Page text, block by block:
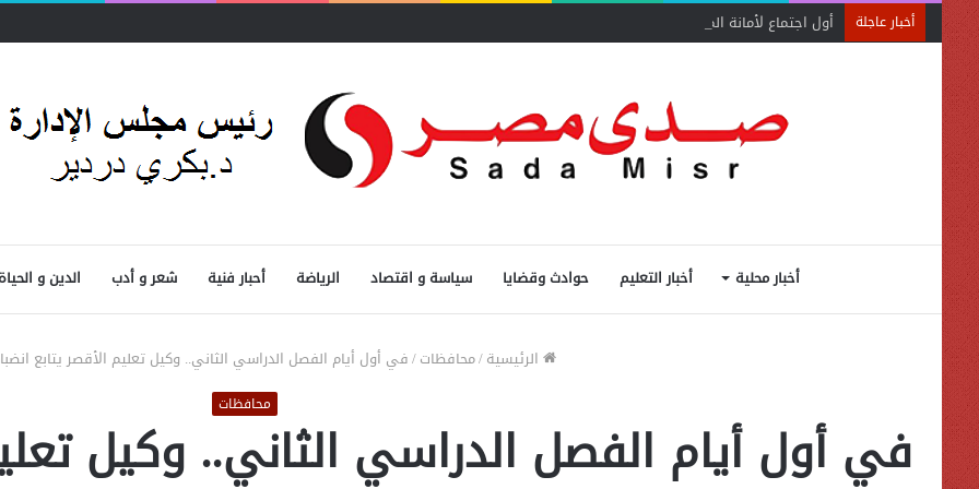
أخبار عاجلة أول اجتماع لأمانة المجالس المحلية بحماة الوطن بالبحيرة يحدد الأولويات
أخبار محلية أخبار التعليم حوادث وقضايا سياسة و اقتصاد الرياضة أحبار فنية شعر و أدب الدين و الحياة
الرئيسية/محافظات/في أول أيام الفصل الدراسي الثاني.. وكيل تعليم الأقصر يتابع
محافظات
في أول أيام الفصل الدراسي الثاني.. وكيل